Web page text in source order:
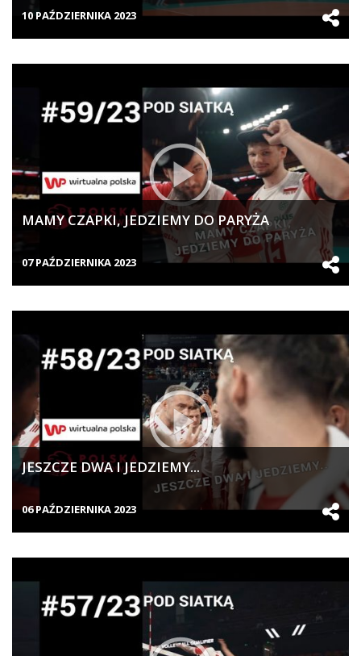
10 PAŹDZIERNIKA 2023
MAMY CZAPKI, JEDZIEMY DO PARYŻA
07 PAŹDZIERNIKA 2023
JESZCZE DWA I JEDZIEMY...
06 PAŹDZIERNIKA 2023